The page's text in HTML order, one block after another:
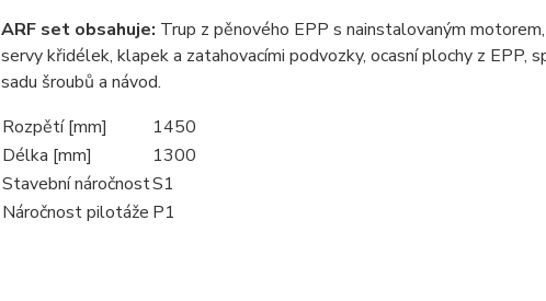
ARF set obsahuje: Trup z pěnového EPP s nainstalovaným
servy křidélek, klapek a zatahovacími podvozky, ocasní plochy z
sadu šroubů a návod.
Rozpětí [mm]
1450
Délka [mm]
1300
Stavební náročnostS1
Náročnost pilotáže P1